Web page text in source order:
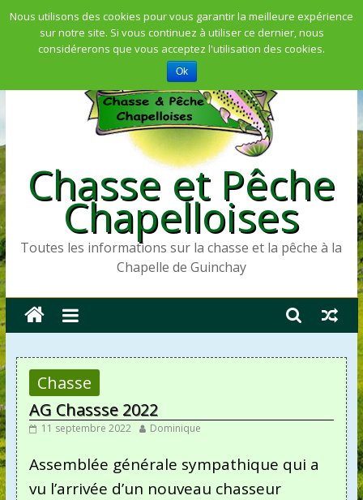
Skip
content
Chasse et Pêche
Chapelloises
Toutes les informations sur la chasse et la pêche à la
Chapelle de Guinchay
Chasse
AG Chassse 2022
11 septembre 2022 Dominique
Assemblée générale sympathique qui a
vu l’arrivée d’un nouveau chasseur
Nous utilisons des cookies pour vous garantir la meilleure expérience
sur notre site. Si vous continuez à utiliser ce dernier, nous
considérerons que vous acceptez l'utilisation des cookies.
Ok